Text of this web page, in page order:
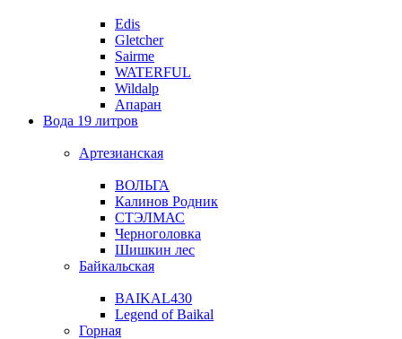
Edis
Gletcher
Sairme
WATERFUL
Wildalp
Апаран
Вода 19 литров
Артезианская
ВОЛЬГА
Калинов Родник
СТЭЛМАС
Черноголовка
Шишкин лес
Байкальская
BAIKAL430
Legend of Baikal
Горная